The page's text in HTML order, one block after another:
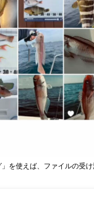
を使えば、ファイルの受